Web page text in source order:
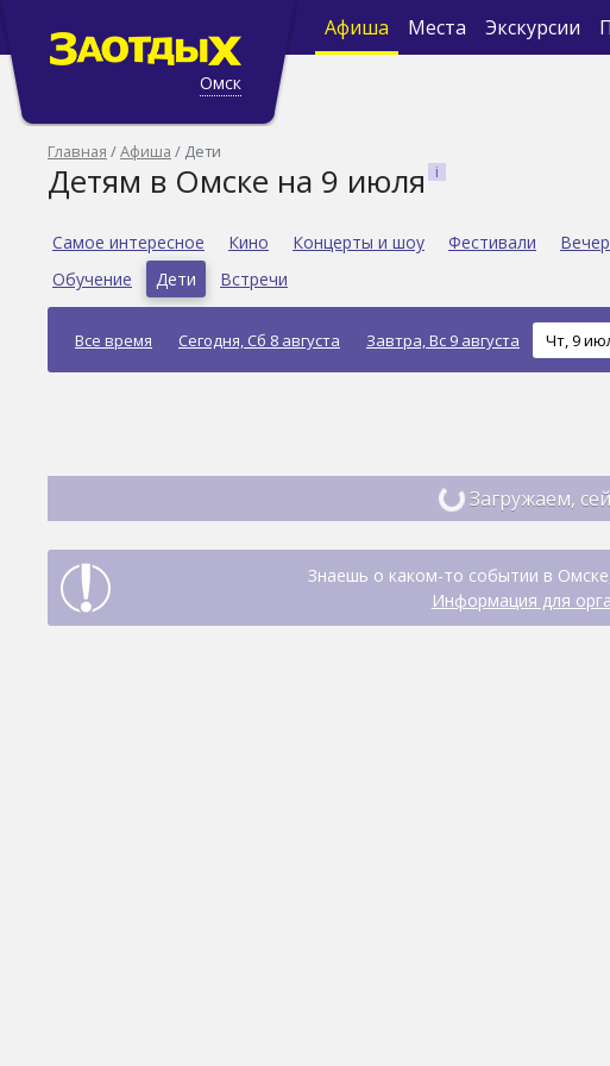
Омск
Афиша Места Экскурсии
Главная Афиша Дети
Детям в Омске на 9 июля
Самое интересное Кино Концерты и шоу Фестивали
Обучение
Дети Встречи
Все время Сегодня, Сб 8 августа Завтра, Вс 9 августа Чт, 9
Загружаем,
Знаешь о каком-то событии в
Информация для